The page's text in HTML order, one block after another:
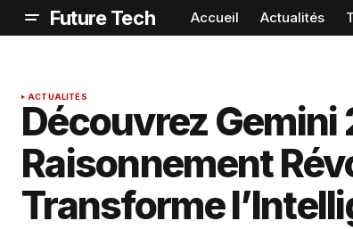
Future Tech Accueil Actualités
ACTUALITÉS
Découvrez Gemini
Raisonnement
Transforme